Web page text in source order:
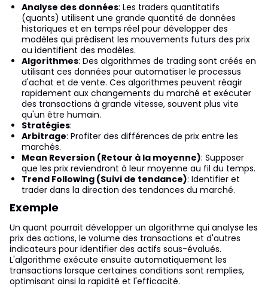
Analyse des données: Les traders quantitatifs
(quants) utilisent une grande quantité de données
historiques et en temps réel pour développer des
modèles qui prédisent les mouvements futurs des prix
ou identifient des modèles.
Algorithmes: Des algorithmes de trading sont créés en
utilisant ces données pour automatiser le processus
d'achat et de vente. Ces algorithmes peuvent réagir
rapidement aux changements du marché et exécuter
des transactions à grande vitesse, souvent plus vite
qu'un être humain.
Stratégies:
Arbitrage: Profiter des différences de prix entre les
marchés.
Mean Reversion (Retour à la moyenne): Supposer
que les prix reviendront à leur moyenne au fil du temps.
Trend Following (Suivi de tendance): Identifier et
trader dans la direction des tendances du marché.
Exemple
Un quant pourrait développer un algorithme qui analyse les
prix des actions, le volume des transactions et d'autres
indicateurs pour identifier des actifs sous-évalués.
L'algorithme exécute ensuite automatiquement les
transactions lorsque certaines conditions sont remplies,
optimisant ainsi la rapidité et l'efficacité.